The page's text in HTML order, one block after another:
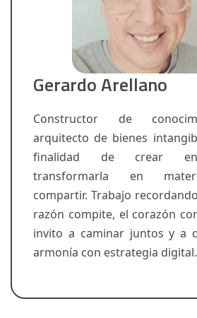
Gerardo Arellano
Constructor de
arquitecto de bienes
finalidad de crear
transformarla en
compartir. Trabajo
razón compite, el corazón
invito a caminar juntos y a
armonía con estrategia digital.